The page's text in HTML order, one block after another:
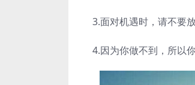
3.面对机遇时，请不要
4.因为你做不到，所以